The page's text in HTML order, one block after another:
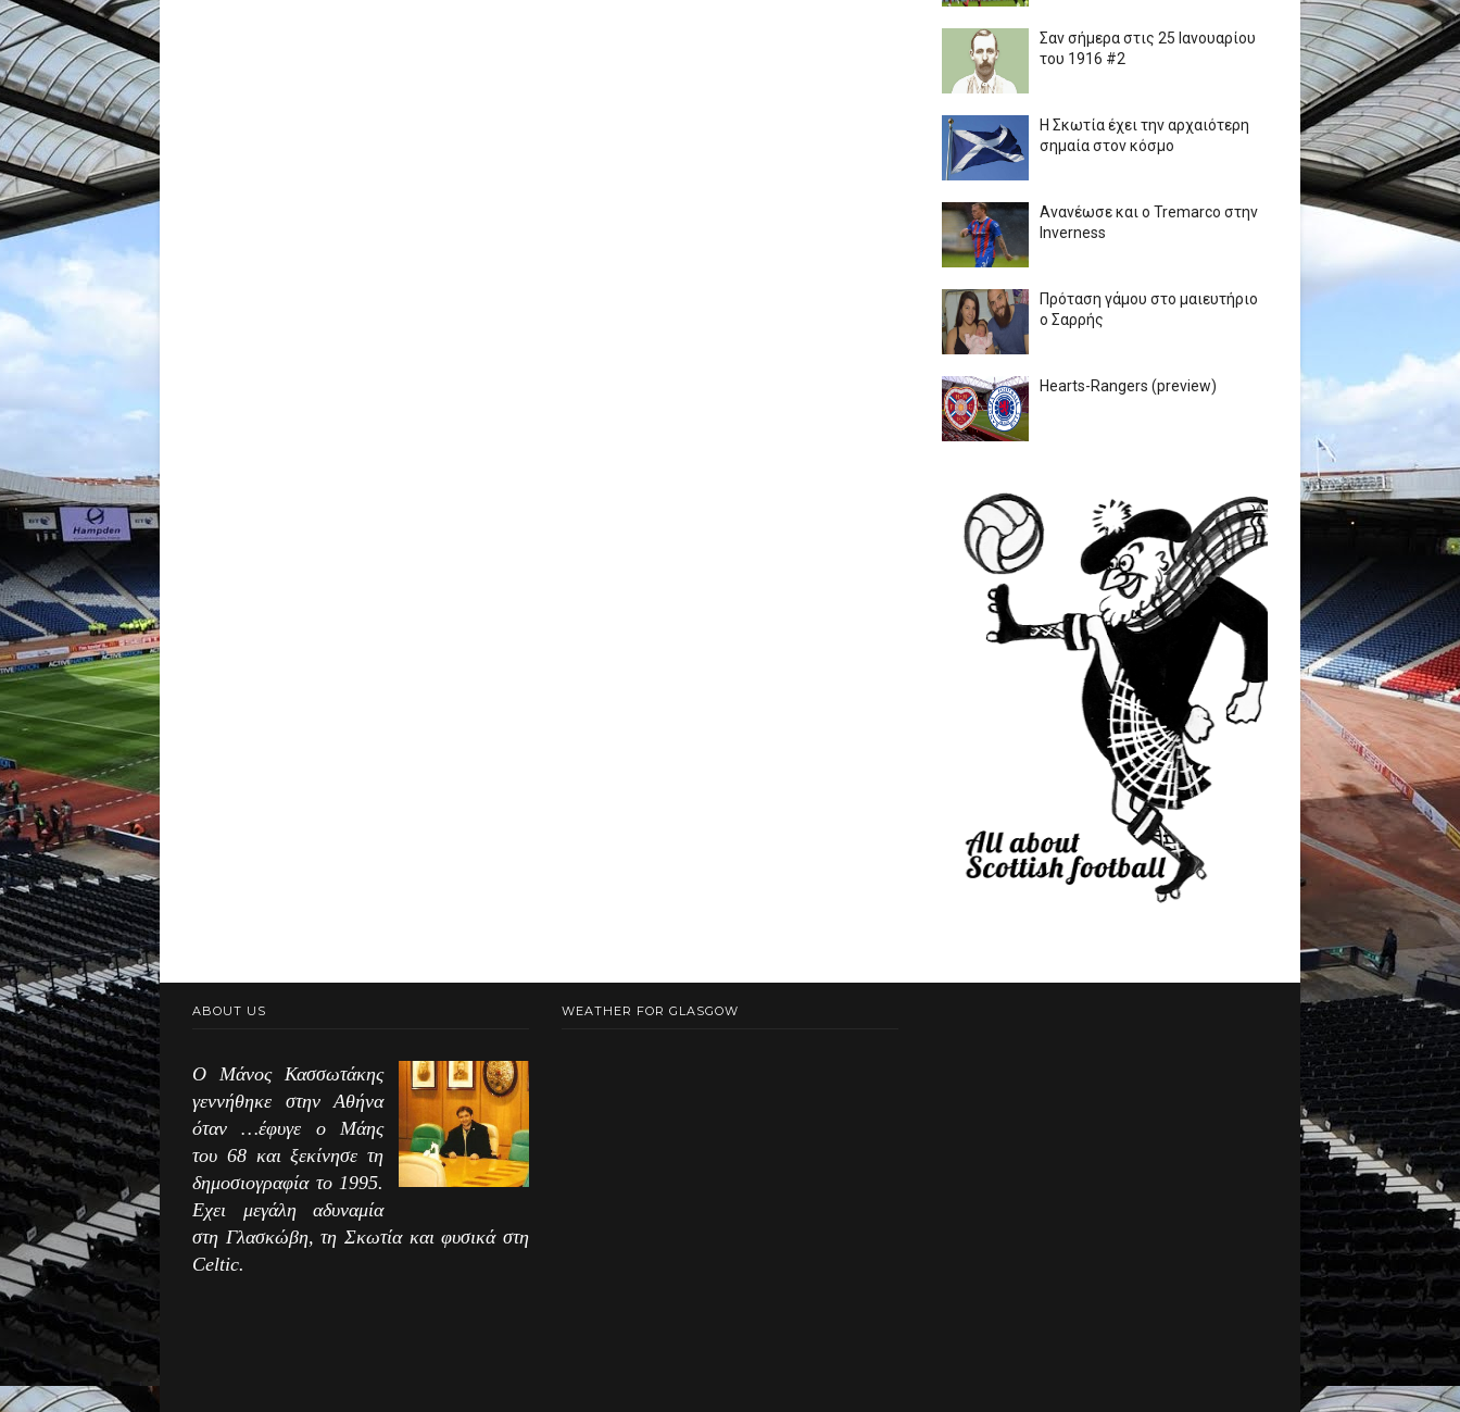
Σαν σήμερα στις 25 Ιανουαρίου
του 1916 #2
Η Σκωτία έχει την αρχαιότερη
σημαία στον κόσμο
Ανανέωσε και ο Tremarco στην
Inverness
Πρόταση γάμου στο μαιευτήριο
ο Σαρρής
Hearts-Rangers (preview)
ABOUT US
Ο Μάνος Κασσωτάκης
γεννήθηκε στην Αθήνα
όταν …έφυγε ο Μάης
του 68 και ξεκίνησε τη
δημοσιογραφία το 1995.
Εχει μεγάλη αδυναμία
στη Γλασκώβη, τη Σκωτία και φυσικά στη
Celtic.
WEATHER FOR GLASGOW